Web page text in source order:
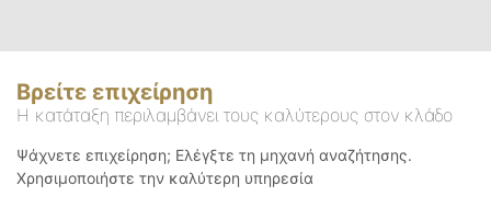
Βρείτε επιχείρηση
Η κατάταξη περιλαμβάνει τους καλύτερους στον κλάδο
Ψάχνετε επιχείρηση; Ελέγξτε τη μηχανή αναζήτησης.
Χρησιμοποιήστε την καλύτερη υπηρεσία